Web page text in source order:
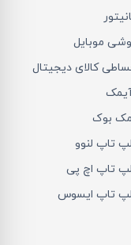
موبایل
کالای دیجیتال
بوک
تاپ لنوو
تاپ اچ پی
تاپ ایسوس